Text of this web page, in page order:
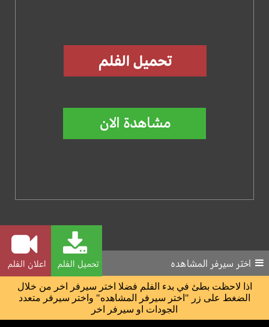
تحميل الفلم اعلان الفلم اختر سيرفر المشاهده
اذا لاحظت بطئ في بدء الفلم فضلا اختر سيرفر اخر من خلال
الضغط على زر "اختر سيرفر المشاهده" واختر سيرفر متعدد
الجودات او سيرفر اخر